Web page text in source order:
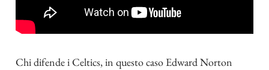
Chi difende i Celtics, in questo caso Edward Norton